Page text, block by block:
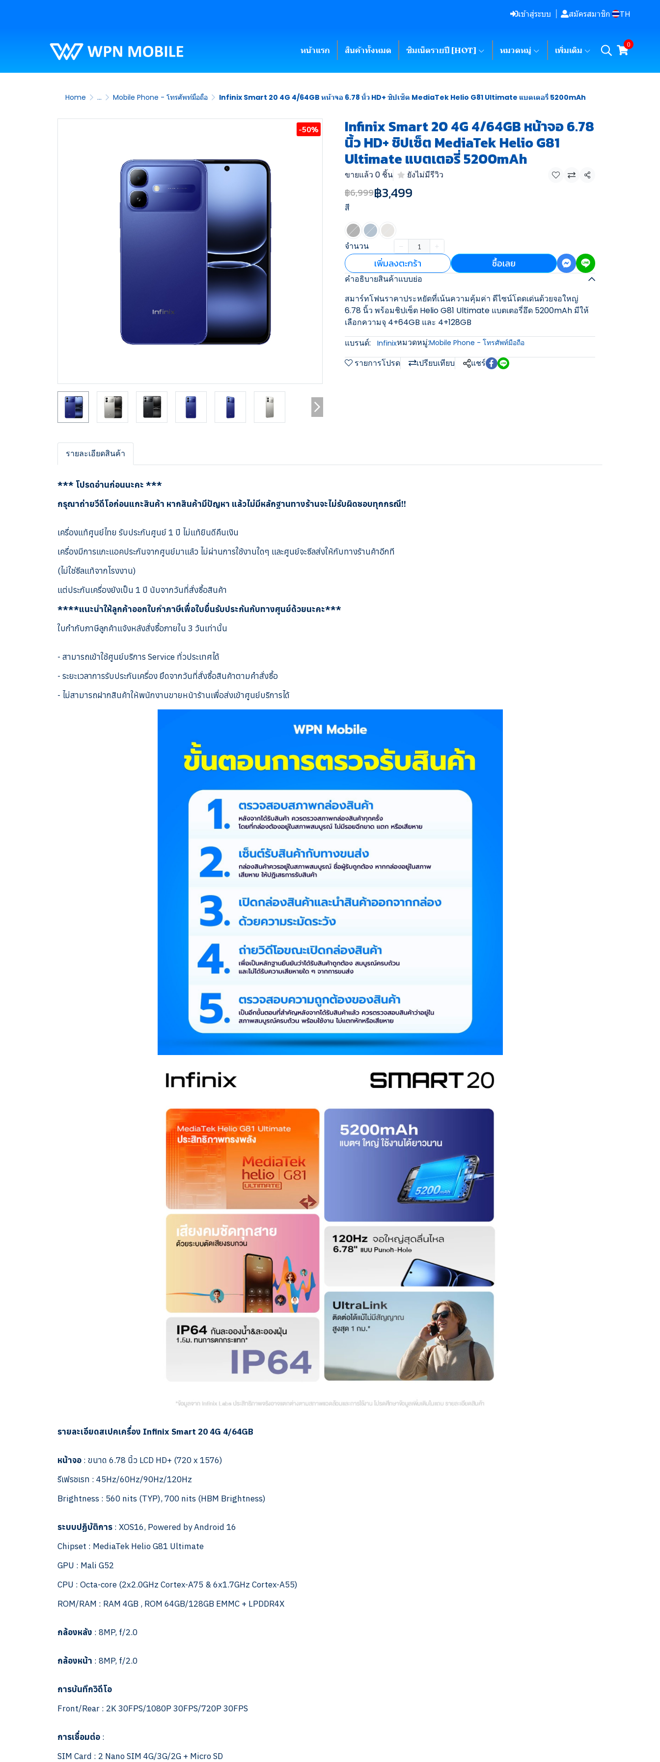
เข้าสู่ระบบ สมัครสมาชิก TH
หน้าแรก สินค้าทั้งหมด ซิมเน็ตรายปี [HOT] หมวดหมู่ เพิ่มเติม
0
Home ... Mobile Phone - โทรศัพท์มือถือ Infinix Smart 20 4G 4/64GB หน้าจอ 6.78 นิ้ว HD+ ชิปเซ็ต MediaTek Helio G81 Ultimate แบตเตอรี่ 5200mAh
-50% Infinix Smart 20 4G 4/64GB หน้าจอ 6.78
นิ้ว HD+ ชิปเซ็ต MediaTek Helio G81
Ultimate แบตเตอรี่ 5200mAh
ขายแล้ว 0 ชิ้น ยังไม่มีรีวิว
แชร์
฿6,999฿3,499
สี
จำนวน
เพิ่มลงตะกร้า ซื้อเลย
คำอธิบายสินค้าแบบย่อ
สมาร์ทโฟนราคาประหยัดที่เน้นความคุ้มค่า ดีไซน์โดดเด่นด้วยจอใหญ่
6.78 นิ้ว พร้อมชิปเซ็ต Helio G81 Ultimate แบตเตอรี่อึด 5200mAh มีให้
เลือกความจุ 4+64GB และ 4+128GB
แบรนด์:
Infinixหมวดหมู่:Mobile Phone - โทรศัพท์มือถือ
รายการโปรด เปรียบเทียบ แชร์
รายละเอียดสินค้า
*** โปรดอ่านก่อนนะคะ ***
กรุณาถ่ายวีดีโอก่อนแกะสินค้า หากสินค้ามีปัญหา แล้วไม่มีหลักฐานทางร้านจะไม่รับผิดชอบทุกกรณี!!
เครื่องแท้ศูนย์ไทย รับประกันศูนย์ 1 ปี ไม่แท้ยินดีคืนเงิน
เครื่องมีการแกะแอคประกันจากศูนย์มาแล้ว ไม่ผ่านการใช้งานใดๆ และศูนย์จะซีลส่งให้กับทางร้านค้าอีกที
(ไม่ใช่ซีลแท้จากโรงงาน)
แต่ประกันเครื่องยังเป็น 1 ปี นับจากวันที่สั่งซื้อสินค้า
****แนะนำให้ลูกค้าออกใบกำภาษีเพื่อใบยื่นรับประกันกับทางศูนย์ด้วยนะคะ***
ใบกำกับภาษีลูกค้าแจ้งหลังสั่งซื้อภายใน 3 วันเท่านั้น
- สามารถเข้าใช้ศูนย์บริการ Service ทั่วประเทศได้
- ระยะเวลาการรับประกันเครื่อง ยึดจากวันที่สั่งซื้อสินค้าตามคำสั่งซื้อ
- ไม่สามารถฝากสินค้าให้พนักงานขายหน้าร้านเพื่อส่งเข้าศูนย์บริการได้
รายละเอียดสเปคเครื่อง Infinix Smart 20 4G 4/64GB
หน้าจอ : ขนาด 6.78 นิ้ว LCD HD+ (720 x 1576)
รีเฟรชเรท : 45Hz/60Hz/90Hz/120Hz
Brightness : 560 nits (TYP), 700 nits (HBM Brightness)
ระบบปฏิบัติการ : XOS16, Powered by Android 16
Chipset : MediaTek Helio G81 Ultimate
GPU : Mali G52
CPU : Octa-core (2x2.0GHz Cortex-A75 & 6x1.7GHz Cortex-A55)
ROM/RAM : RAM 4GB , ROM 64GB/128GB EMMC + LPDDR4X
กล้องหลัง : 8MP, f/2.0
กล้องหน้า : 8MP, f/2.0
การบันทึกวิดีโอ
Front/Rear : 2K 30FPS/1080P 30FPS/720P 30FPS
การเชื่อมต่อ :
SIM Card : 2 Nano SIM 4G/3G/2G + Micro SD